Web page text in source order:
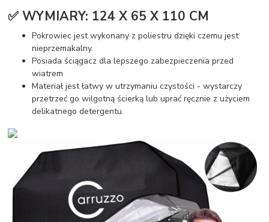
✅ WYMIARY: 124 X 65 X 110 CM
Pokrowiec jest wykonany z poliestru dzięki czemu jest
nieprzemakalny.
Posiada ściągacz dla lepszego zabezpieczenia przed
wiatrem
Materiał jest łatwy w utrzymaniu czystości - wystarczy
przetrzeć go wilgotną ścierką lub uprać ręcznie z użyciem
delikatnego detergentu.